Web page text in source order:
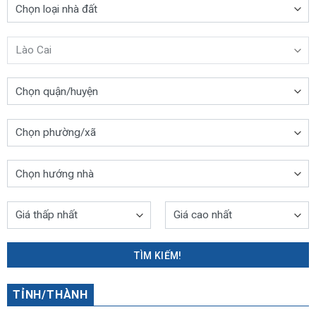
TÌM KIẾM!
TỈNH/THÀNH